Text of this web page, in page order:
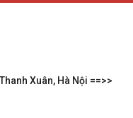
Xuân, Hà Nội ==>>